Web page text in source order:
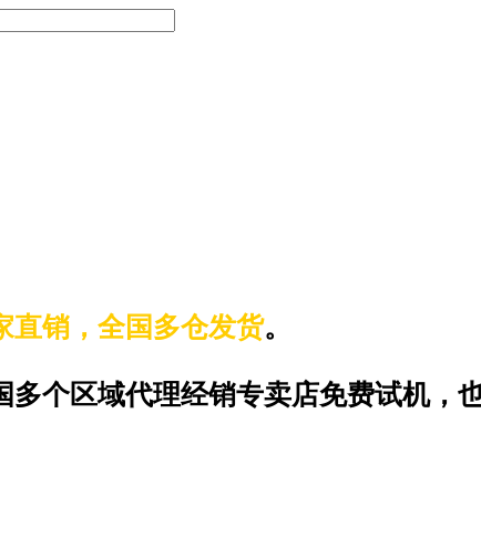
直销，全国多仓发货。
多个区域代理经销专卖店免费试机，